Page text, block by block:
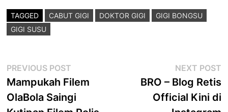
TAGGED CABUT GIGI DOKTOR GIGI
GIGI BONGSU
GIGI SUSU
Post
navigation
PREVIOUS POST
post:
Mampukah Filem
OlaBola Saingi
NEXT POST
BRO – Blog Retis
Official Kini di